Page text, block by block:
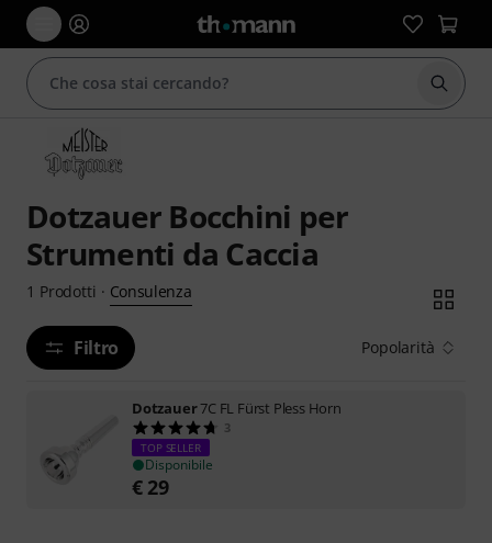
Dotzauer Bocchini per
Strumenti da Caccia
1 Prodotti · Consulenza
Filtro Popolarità
Dotzauer7C FL Fürst Pless Horn
3
TOP SELLER
Disponibile
€ 29